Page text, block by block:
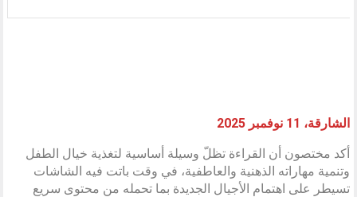
الشارقة، 11 نوفمبر 2025
أكد مختصون أن القراءة تظلّ وسيلة أساسية لتغذية خيال الطفل
وتنمية مهاراته الذهنية والعاطفية، في وقت باتت فيه الشاشات
تسيطر على اهتمام الأجيال الجديدة بما تحمله من محتوى سريع